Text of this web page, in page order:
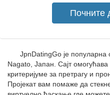
JpnDatingGo је популарна
Nagato, Јапан. Сајт
критеријуме за претрагу и
Пројекат вам помаже да